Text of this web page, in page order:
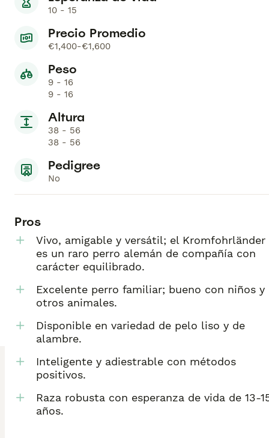
10 - 15
Precio Promedio
€1,400-€1,600
Peso
9 - 16
9 - 16
Altura
38 - 56
38 - 56
Pedigree
No
Pros
Vivo, amigable y versátil; el Kromfohrländer
es un raro perro alemán de compañía con
carácter equilibrado.
Excelente perro familiar; bueno con niños y
otros animales.
Disponible en variedad de pelo liso y de
alambre.
Inteligente y adiestrable con métodos
positivos.
Raza robusta con esperanza de vida de 13-
años.